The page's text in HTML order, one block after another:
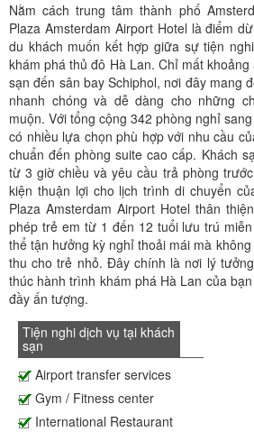
Nằm cách trung tâm thành phố
Plaza Amsterdam Airport Hotel là điểm
du khách muốn kết hợp giữa sự tiện
khám phá thủ đô Hà Lan. Chỉ mất
sạn đến sân bay Schiphol, nơi đây mang
nhanh chóng và dễ dàng cho những
muộn. Với tổng cộng 342 phòng nghỉ
có nhiều lựa chọn phù hợp với nhu cầu
chuẩn đến phòng suite cao cấp. Khách
từ 3 giờ chiều và yêu cầu trả phòng
kiện thuận lợi cho lịch trình di chuyển
Plaza Amsterdam Airport Hotel thân
phép trẻ em từ 1 đến 12 tuổi lưu trú
thể tận hưởng kỳ nghỉ thoải mái mà
thu cho trẻ nhỏ. Đây chính là nơi lý
thúc hành trình khám phá Hà Lan của
đầy ấn tượng.
Tiện nghi dịch vụ tại khách
sạn
Airport transfer services
Gym / Fitness center
International Restaurant